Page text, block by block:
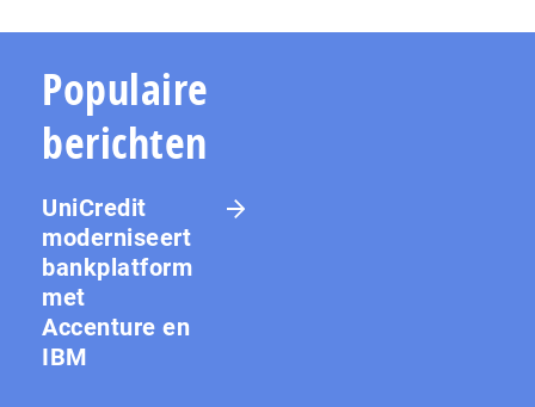
Populaire
berichten
UniCredit
moderniseert
bankplatform
met
Accenture en
IBM